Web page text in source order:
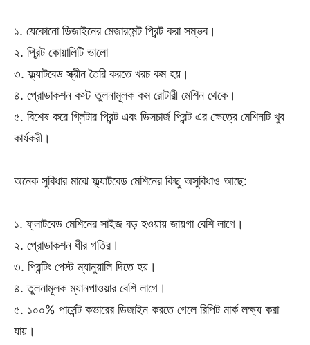
১. যেকোনো ডিজাইনের মেজারমেন্ট প্রিন্ট করা সম্ভব।
২. প্রিন্ট কোয়ালিটি ভালো
৩. ফ্ল্যাটবেড স্ক্রীন তৈরি করতে খরচ কম হয়।
৪. প্রোডাকশন কস্ট তুলনামূলক কম রোটারী মেশিন থেকে।
৫. বিশেষ করে গ্লিটার প্রিন্ট এবং ডিসচার্জ প্রিন্ট এর ক্ষেত্রে মেশিনটি খুব
কার্যকরী।
অনেক সুবিধার মাঝে ফ্ল্যাটবেড মেশিনের কিছু অসুবিধাও আছে:
১. ফ্লাটবেড মেশিনের সাইজ বড় হওয়ায় জায়গা বেশি লাগে।
২. প্রোডাকশন ধীর গতির।
৩. প্রিন্টিং পেস্ট ম্যানুয়ালি দিতে হয়।
৪. তুলনামূলক ম্যানপাওয়ার বেশি লাগে।
৫. ১০০% পার্সেন্ট কভারের ডিজাইন করতে গেলে রিপিট মার্ক লক্ষ্য করা
যায়।